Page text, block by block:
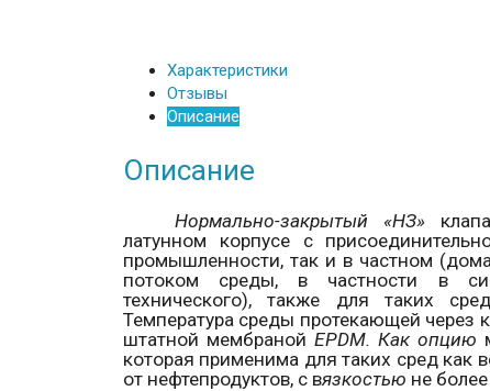
Характеристики
Отзывы
Описание
Описание
Нормально-закрытый «НЗ»
латунном корпусе с
промышленности, так и в частном
потоком среды, в частности в
технического), также для таких
Температура среды протекающей через
штатной мембранойEPDM. Как опцию
которая применима для таких сред как
от нефтепродуктов, с вязкостью не